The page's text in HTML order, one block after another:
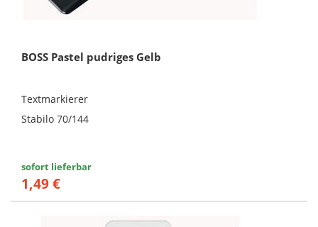
BOSS Pastel pudriges Gelb
Textmarkierer
Stabilo 70/144
sofort lieferbar
1,49 €